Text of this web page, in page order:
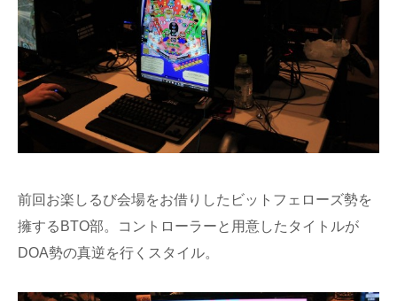
前回お楽しるび会場をお借りしたビットフェローズ勢を
擁するBTO部。コントローラーと用意したタイトルが
DOA勢の真逆を行くスタイル。